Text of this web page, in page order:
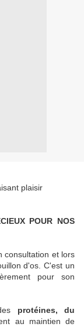
plaisir
POUR NOS
consultation et lors
d'os. C'est un
pour son
protéines, du
au maintien de